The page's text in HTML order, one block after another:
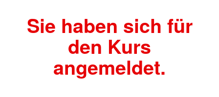
Sie haben sich für
den Kurs
angemeldet.